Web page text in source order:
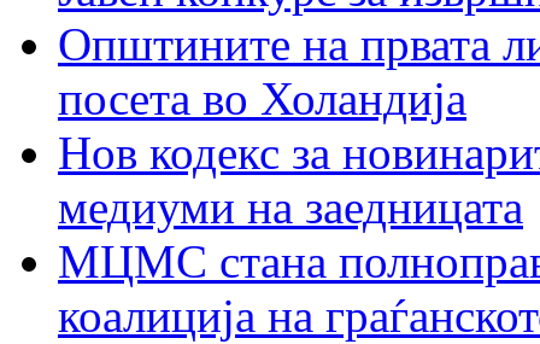
Општините на првата
посета во Холандија
Нов кодекс за
медиуми на заедницата
МЦМС стана
коалиција на